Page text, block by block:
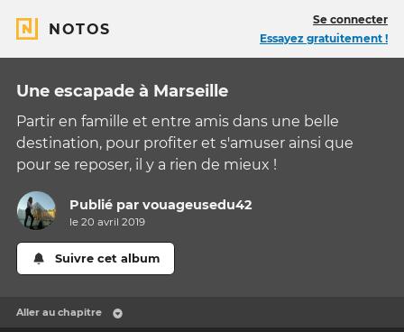
NOTOS
Se connecter
Essayez gratuitement !
Une escapade à Marseille
Partir en famille et entre amis dans une belle
destination, pour profiter et s'amuser ainsi que
pour se reposer, il y a rien de mieux !
Publié parvouageusedu42
le 20 avril 2019
Suivre cet album
Aller au chapitre